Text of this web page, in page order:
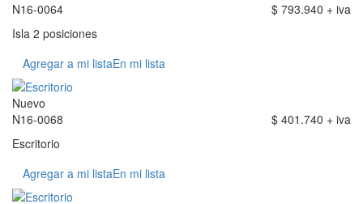
N16-0064
$ 793.940 + iva
Isla 2 posiciones
Agregar a mi listaEn mi lista
Nuevo
N16-0068
$ 401.740 + iva
Escritorio
Agregar a mi listaEn mi lista